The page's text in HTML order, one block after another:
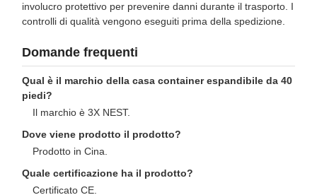
involucro protettivo per prevenire danni durante il trasporto. I
controlli di qualità vengono eseguiti prima della spedizione.
Domande frequenti
Qual è il marchio della casa container espandibile da 40
piedi?
Il marchio è 3X NEST.
Dove viene prodotto il prodotto?
Prodotto in Cina.
Quale certificazione ha il prodotto?
Certificato CE.